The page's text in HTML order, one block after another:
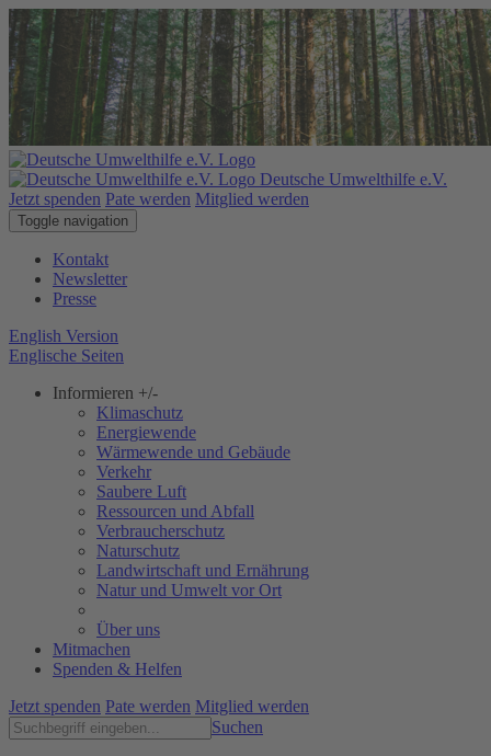
Deutsche Umwelthilfe e.V.
Jetzt spenden Pate werden Mitglied werden
Toggle navigation
Kontakt
Newsletter
Presse
English Version
Englische Seiten
Informieren +/-
Klimaschutz
Energiewende
Wärmewende und Gebäude
Verkehr
Saubere Luft
Ressourcen und Abfall
Verbraucherschutz
Naturschutz
Landwirtschaft und Ernährung
Natur und Umwelt vor Ort
Über uns
Mitmachen
Spenden & Helfen
Jetzt spenden Pate werden Mitglied werden
Suchen